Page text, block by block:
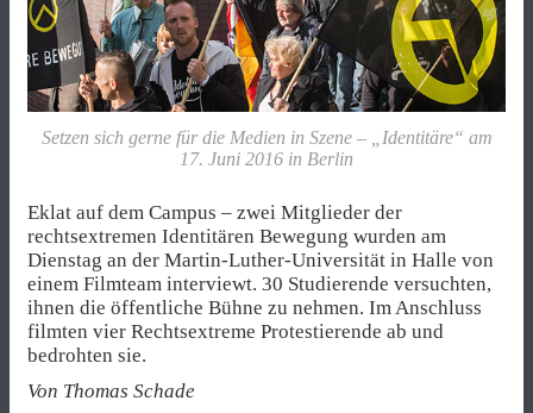
Setzen sich gerne für die Medien in Szene – „Identitäre“ am
17. Juni 2016 in Berlin
Eklat auf dem Campus – zwei Mitglieder der
rechtsextremen Identitären Bewegung wurden am
Dienstag an der Martin-Luther-Universität in Halle von
einem Filmteam interviewt. 30 Studierende versuchten,
ihnen die öffentliche Bühne zu nehmen. Im Anschluss
filmten vier Rechtsextreme Protestierende ab und
bedrohten sie.
Von Thomas Schade